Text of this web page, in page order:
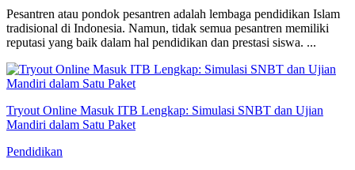
Pesantren atau pondok pesantren adalah lembaga pendidikan Islam
tradisional di Indonesia. Namun, tidak semua pesantren memiliki
reputasi yang baik dalam hal pendidikan dan prestasi siswa. ...
Tryout Online Masuk ITB Lengkap: Simulasi SNBT dan Ujian
Mandiri dalam Satu Paket
Pendidikan